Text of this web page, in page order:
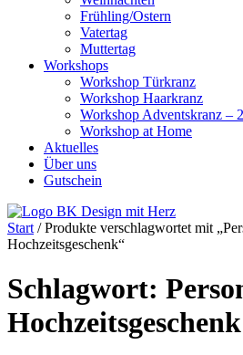
Frühling/Ostern
Vatertag
Muttertag
Workshops
Workshop Türkranz
Workshop Haarkranz
Workshop Adventskranz –
Workshop at Home
Aktuelles
Über uns
Gutschein
Start / Produkte verschlagwortet mit
Hochzeitsgeschenk“
Schlagwort:
Hochzeitsgeschenk